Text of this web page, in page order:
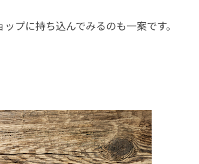
プに持ち込んでみるのも一案です。